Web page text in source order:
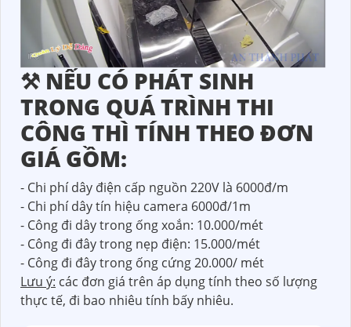
⚒ NẾU CÓ PHÁT SINH
TRONG QUÁ TRÌNH THI
CÔNG THÌ TÍNH THEO ĐƠN
GIÁ GỒM:
- Chi phí dây điện cấp nguồn 220V là 6000đ/m
- Chi phí dây tín hiệu camera 6000đ/1m
- Công đi dây trong ống xoắn: 10.000/mét
- Công đi đây trong nẹp điện: 15.000/mét
- Công đi đây trong ống cứng 20.000/ mét
Lưu ý: các đơn giá trên áp dụng tính theo số lượng
thực tế, đi bao nhiêu tính bấy nhiêu.